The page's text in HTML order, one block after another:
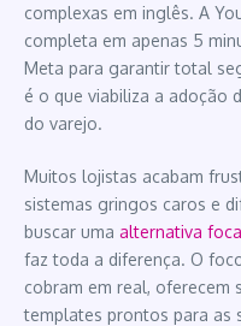
complexas em inglês. A
completa em apenas 5
Meta para garantir total
é o que viabiliza a adoção
do varejo.
Muitos lojistas acabam
sistemas gringos caros e
buscar uma alternativa
faz toda a diferença. O
cobram em real, oferecem
templates prontos para as